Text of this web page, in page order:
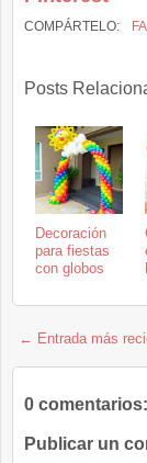
COMPÁRTELO:
Posts
Decoración
para fiestas
con globos
← Entrada más
0 comentarios:
Publicar un